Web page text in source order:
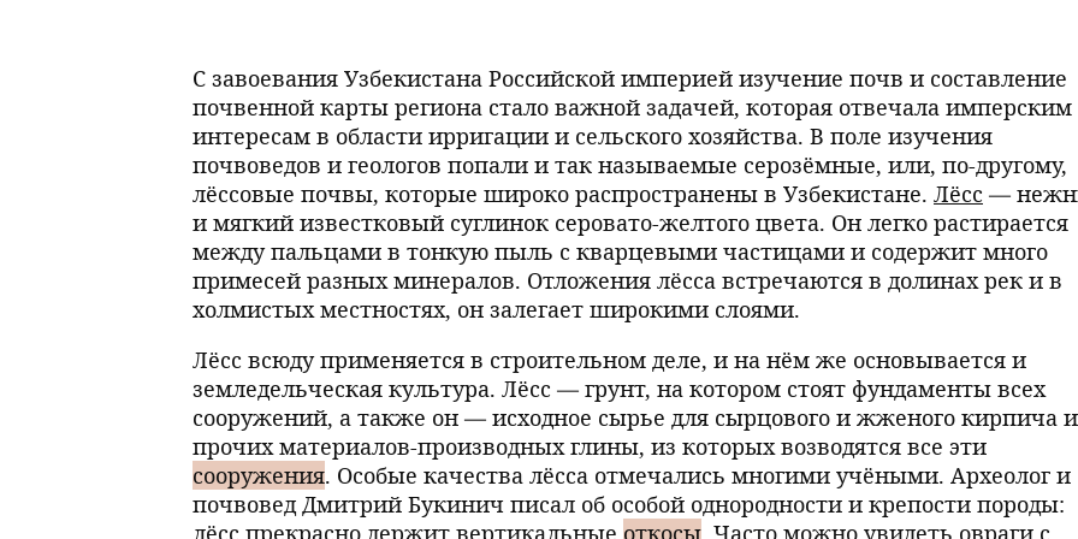
С завоевания Узбекистана Российской империей изучение почв и составление
почвенной карты региона стало важной задачей, которая отвечала имперским
интересам в области ирригации и сельского хозяйства. В поле изучения
почвоведов и геологов попали и так называемые серозёмные, или, по-другому,
лёссовые почвы, которые широко распространены в Узбекистане. Лёсс —
и мягкий известковый суглинок серовато-желтого цвета. Он легко растирается
между пальцами в тонкую пыль с кварцевыми частицами и содержит много
примесей разных минералов. Отложения лёсса встречаются в долинах рек и в
холмистых местностях, он залегает широкими слоями.
Лёсс всюду применяется в строительном деле, и на нём же основывается и
земледельческая культура. Лёсс — грунт, на котором стоят фундаменты всех
сооружений, а также он — исходное сырье для сырцового и жженого кирпича и
прочих материалов-производных глины, из которых возводятся все эти
сооружения. Особые качества лёсса отмечались многими учёными. Археолог и
почвовед Дмитрий Букинич писал об особой однородности и крепости породы:
лёсс прекрасно держит вертикальные откосы . Часто можно увидеть овраги с